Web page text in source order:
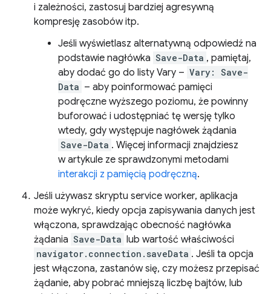
i zależności, zastosuj bardziej agresywną
kompresję zasobów itp.
Jeśli wyświetlasz alternatywną odpowiedź na
podstawie nagłówka Save-Data , pamiętaj,
aby dodać go do listy Vary – Vary: Save-
Data – aby poinformować pamięci
podręczne wyższego poziomu, że powinny
buforować i udostępniać tę wersję tylko
wtedy, gdy występuje nagłówek żądania
Save-Data . Więcej informacji znajdziesz
w artykule ze sprawdzonymi metodami
interakcji z pamięcią podręczną.
Jeśli używasz skryptu service worker, aplikacja
może wykryć, kiedy opcja zapisywania danych jest
włączona, sprawdzając obecność nagłówka
żądania Save-Data lub wartość właściwości
navigator.connection.saveData . Jeśli ta opcja
jest włączona, zastanów się, czy możesz przepisać
żądanie, aby pobrać mniejszą liczbę bajtów, lub